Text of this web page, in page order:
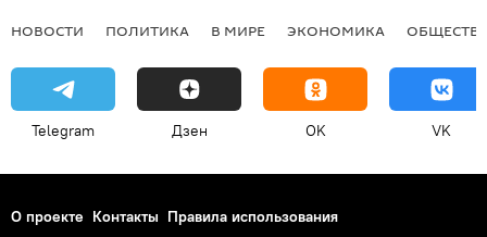
НОВОСТИ ПОЛИТИКА В МИРЕ ЭКОНОМИКА
Telegram Дзен OK VK
О проекте Контакты Правила использования